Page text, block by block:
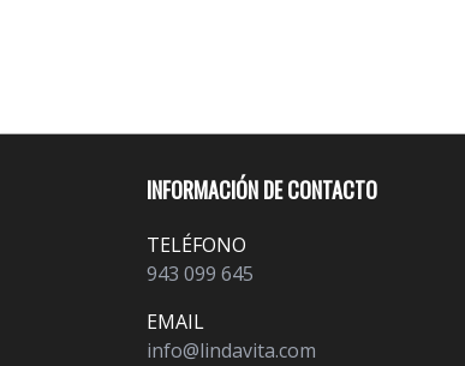
INFORMACIÓN DE CONTACTO
TELÉFONO
943 099 645
EMAIL
info@lindavita.com